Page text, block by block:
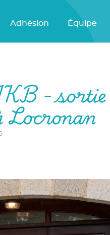
Adhésion Équipe
- sortie
Locronan